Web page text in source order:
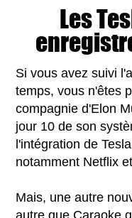
Les
Si vous avez suivi
temps, vous n'êtes
compagnie d'Elon
jour 10 de son
l'intégration de
notamment Netflix
Mais, une autre